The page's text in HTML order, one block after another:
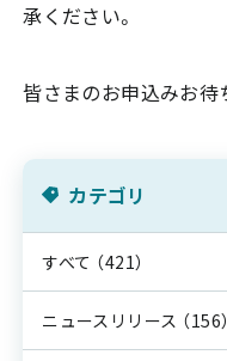
承ください。
皆さまのお申込みお待
カテゴリ
すべて （421）
ニュースリリース （156）